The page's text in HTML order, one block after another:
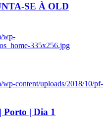
SE À OLD
wp-
335x256.jpg
content/uploads/2018/10/pf-
Porto | Dia 1